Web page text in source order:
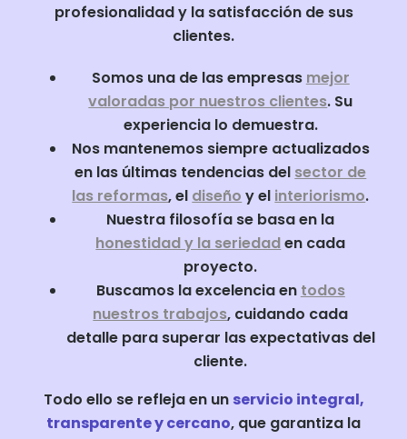
profesionalidad y la satisfacción de sus
clientes.
Somos una de las empresas mejor
valoradas por nuestros clientes. Su
experiencia lo demuestra.
Nos mantenemos siempre actualizados
en las últimas tendencias del sector de
las reformas, el diseño y el interiorismo.
Nuestra filosofía se basa en la
honestidad y la seriedaden cada
proyecto.
Buscamos la excelencia en todos
nuestros trabajos, cuidando cada
detalle para superar las expectativas del
cliente.
Todo ello se refleja en un servicio integral,
transparente y cercano, que garantiza la